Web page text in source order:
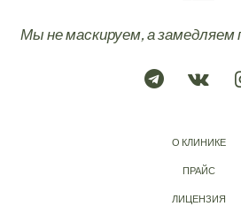
Мы не маскируем, а замедляем
О КЛИНИКЕ
ПРАЙС
ЛИЦЕНЗИЯ